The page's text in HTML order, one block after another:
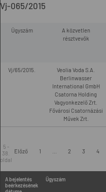
Vj-065/2015
Ügyszám
A közvetlen
résztvevők
Vj/65/2015.
Veolia Voda S.A.
Berlinwasser
International GmbH
Csatorna Holding
Vagyonkezelő Zrt.
Fővárosi Csatornázási
Művek Zrt.
5 -
38.
oldal
Előző 1 2 3 4
A bejelentés
beérkezésének
Ügyszám